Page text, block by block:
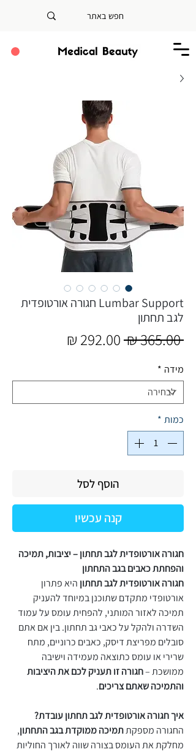
Lumbar Support חגורה אורטופדית
לגב תחתון
‏365.00 ‏₪
מחיר
מידה *
כמות *
הוסף לסל
קנה עכשיו
חגורה אורטופדית לגב תחתון – יציבות, תמיכה
והפחתת כאבים בגב התחתון
חגורה אורטופדית לגב תחתון היא פתרון
אורטופדי מתקדם שתוכנן במיוחד להעניק
תמיכה לאזור המותני, להפחית עומס על עמוד
השדרה ולהקל על כאבי גב תחתון. בין אם אתם
סובלים מפריצת דיסק, כאבים כרוניים, מתח
שרירי או עומס כתוצאה מעמידה וישיבה
ממושכת –חגורה זו תעניק לכם את היציבות
והתמיכה שאתם צריכים.
איך חגורה אורטופדית לגב תחתון עובדת?
החגורה מספקתתמיכה ממוקדת בגב התחתון,
מחלקת את העומס בצורה שווה לאורך החוליות